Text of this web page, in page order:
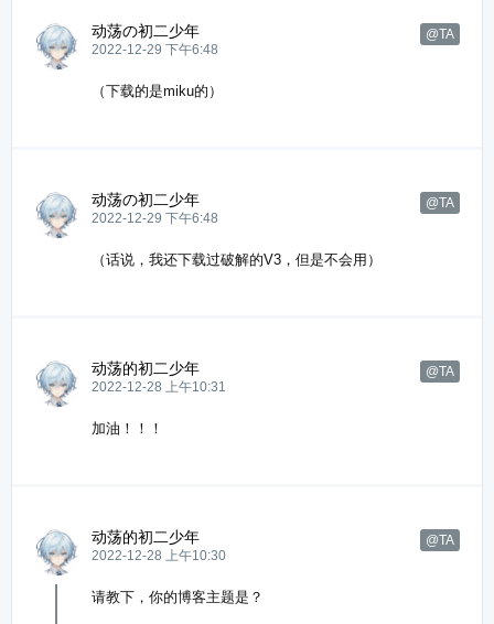
动荡の初二少年
@TA
2022-12-29 下午6:48
（下载的是miku的）
动荡の初二少年
@TA
2022-12-29 下午6:48
（话说，我还下载过破解的V3，但是不会用）
动荡的初二少年
@TA
2022-12-28 上午10:31
加油！！！
动荡的初二少年
@TA
2022-12-28 上午10:30
请教下，你的博客主题是？